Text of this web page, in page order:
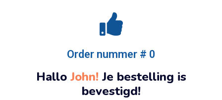
Order nummer # 0
Hallo John! Je bestelling is
bevestigd!